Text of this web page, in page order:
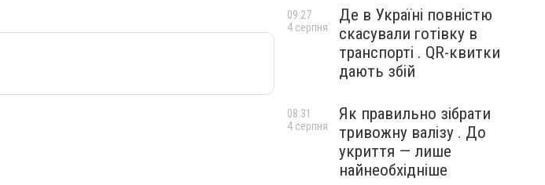
Де в Україні повністю
скасували готівку в
транспорті . QR-квитки
дають збій
09:27
4 серпня
Як правильно зібрати
тривожну валізу . До
укриття — лише
найнеобхідніше
08:31
4 серпня